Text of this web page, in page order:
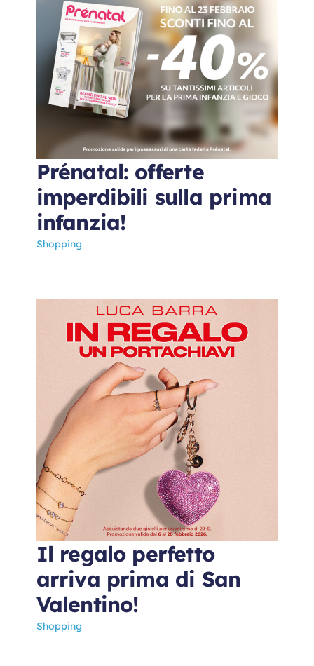
Prénatal: offerte
imperdibili sulla prima
infanzia!
Shopping
Il regalo perfetto
arriva prima di San
Valentino!
Shopping